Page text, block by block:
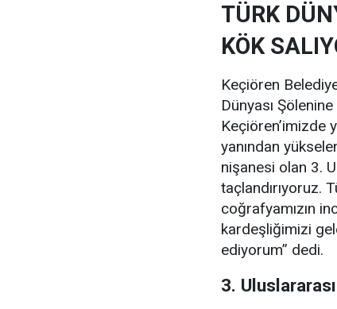
TÜRK
KÖK
Keçiören
Dünyası
Keçiören’imizde
yanından
nişanesi olan 3.
taçlandırıyoruz.
coğrafyamızın
kardeşliğimizi
ediyorum” dedi.
3.